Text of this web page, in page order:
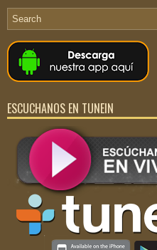
ESCUCHANOS EN TUNEIN